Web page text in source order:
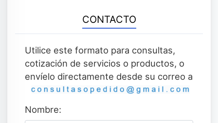
CONTACTO
Utilice este formato para consultas,
cotización de servicios o productos, o
envíelo directamente desde su correo a
Nombre: